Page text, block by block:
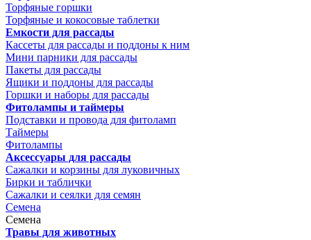
Торфяные горшки
Торфяные и кокосовые таблетки
Емкости для рассады
Кассеты для рассады и поддоны к ним
Мини парники для рассады
Пакеты для рассады
Ящики и поддоны для рассады
Горшки и наборы для рассады
Фитолампы и таймеры
Подставки и провода для фитоламп
Таймеры
Фитолампы
Аксессуары для рассады
Сажалки и корзины для луковичных
Бирки и таблички
Сажалки и сеялки для семян
Семена
Семена
Травы для животных